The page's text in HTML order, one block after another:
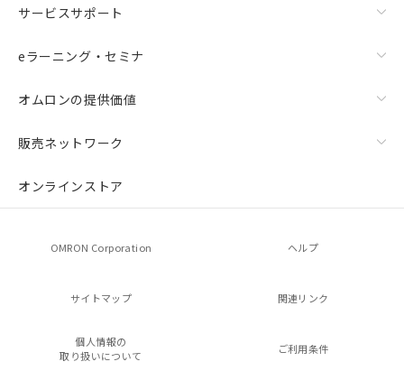
サービスサポート
eラーニング・セミナ
オムロンの提供価値
販売ネットワーク
オンラインストア
OMRON Corporation ヘルプ
サイトマップ 関連リンク
個人情報の
取り扱いについて
ご利用条件